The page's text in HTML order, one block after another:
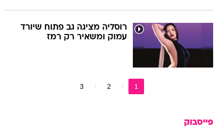
רוסליה מציגה גב פתוח שיורד
עמוק ומשאיר רק רמז
1
2
3
פייסבוק